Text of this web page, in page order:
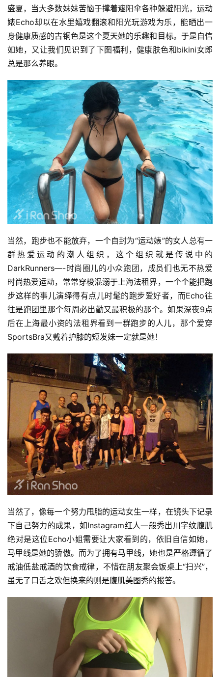
比
赛
观
察
备
训
视
频
用
户
选
运
动
集
盛夏，当大多数妹妹苦恼于撑着遮阳伞各种躲避阳光，运动
婊Echo却以在水里嬉戏翻滚和阳光玩游戏为乐，能晒出一
身健康质感的古铜色是这个夏天她的乐趣和目标。于是自信
如她，又让我们见识到了下图福利，健康肤色和bikini女郎
总是那么养眼。
当然，跑步也不能放弃，一个自封为“运动婊”的女人总有一
群热爱运动的潮人组织，这个组织就是传说中的
DarkRunners—-时尚圈儿的小众跑团，成员们也无不热爱
时尚热爱运动，常常穿梭混溺于上海法租界，一个个能把跑
步这样的事儿演绎得有点儿时髦的跑步爱好者，而Echo往
往是跑团里那个每周必出勤又最积极的那个。如果深夜9点
后在上海最小资的法租界看到一群跑步的人儿，那个爱穿
SportsBra又戴着护膝的短发妹一定就是她！
当然了，像每一个努力甩脂的运动女生一样，在镜头下记录
下自己努力的成果，如Instagram红人一般秀出川字纹腹肌
绝对是这位Echo小姐需要让大家看到的，依旧自信如她，
马甲线是她的骄傲。而为了拥有马甲线，她也是严格遵循了
戒油低盐戒酒的饮食戒律，不惜在朋友聚会饭桌上“扫兴”，
虽无了口舌之欢但换来的则是腹肌美图秀的报答。